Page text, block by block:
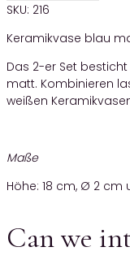
SKU: 216
Keramikvase blau
Das 2-er Set
matt. Kombinieren
weißen
Maße
Höhe: 18 cm, Ø 2 cm
Can we